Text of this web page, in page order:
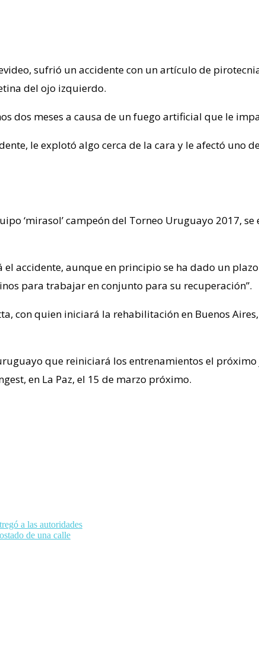
sufrió un accidente con un artículo de
del ojo izquierdo.
dos meses a causa de un fuego artificial que le
le explotó algo cerca de la cara y le afectó uno
‘mirasol’ campeón del Torneo Uruguayo 2017,
accidente, aunque en principio se ha dado un
para trabajar en conjunto para su recuperación”.
con quien iniciará la rehabilitación en Buenos
que reiniciará los entrenamientos el
en La Paz, el 15 de marzo próximo.
a las autoridades
de una calle